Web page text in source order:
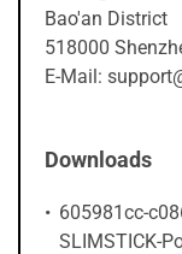
Bao'an District
518000
E-Mail:
Downloads
605981cc-
SLIMSTICK-